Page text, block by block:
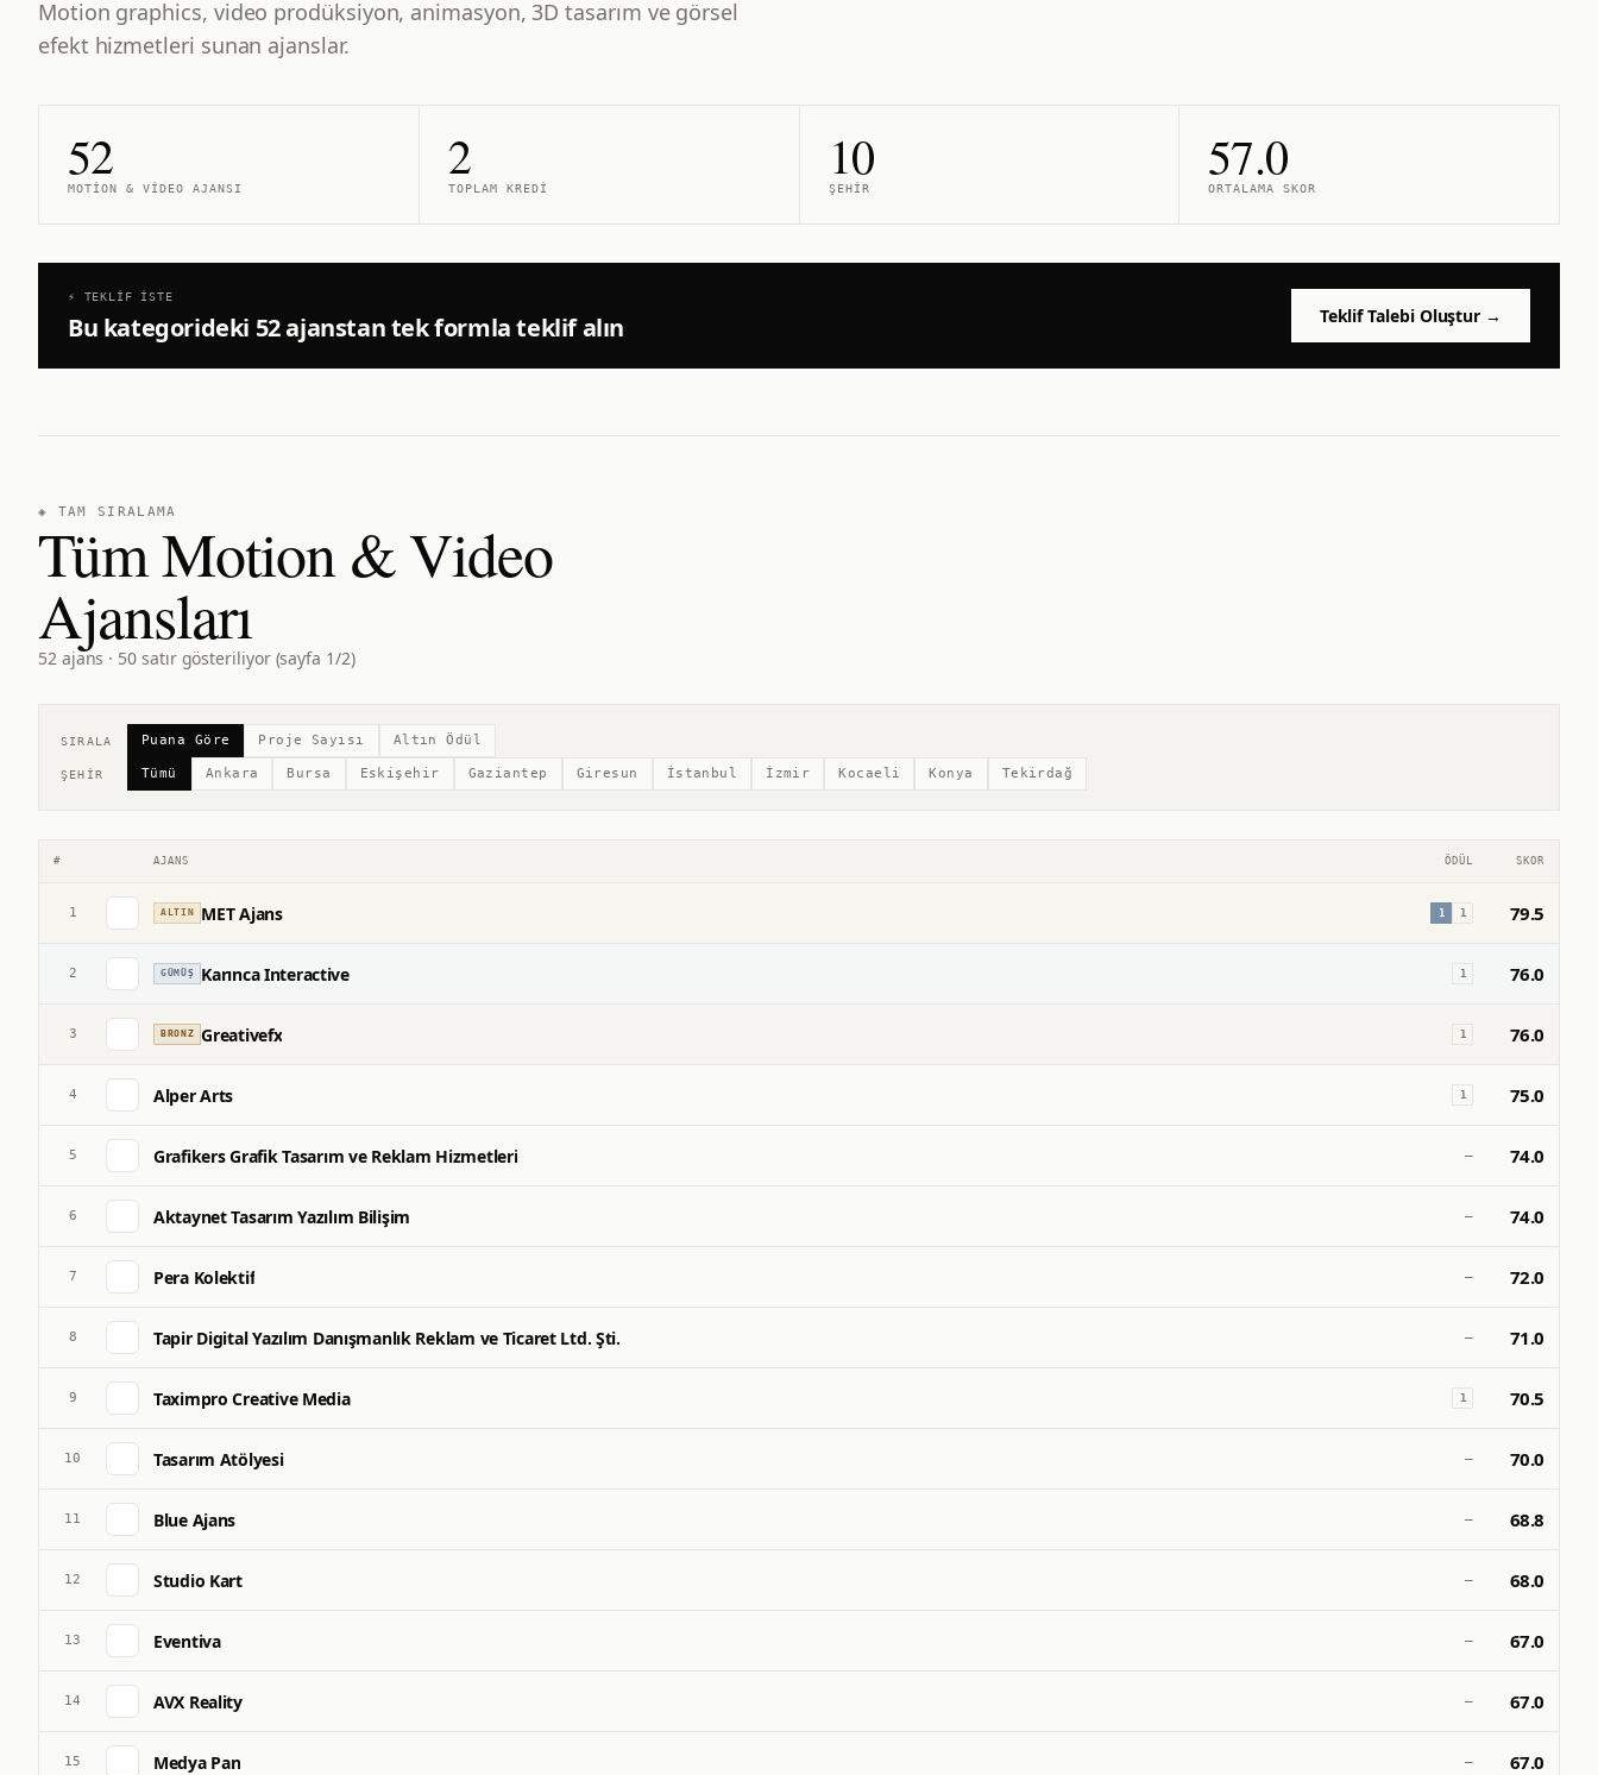
Motion graphics, video prodüksiyon, animasyon, 3D tasarım ve görsel
efekt hizmetleri sunan ajanslar.
52
MOTION & VIDEO AJANSI
2
TOPLAM KREDI
10
ŞEHIR
57.0
ORTALAMA SKOR
⚡ TEKLIF İSTE
Bu kategorideki 52ajanstan tek formla teklif alın Teklif Talebi Oluştur →
◈ TAM SIRALAMA
Tüm Motion & Video
Ajansları
52ajans · 50 satır gösteriliyor (sayfa 1/2)
SIRALA Puana Göre Proje Sayısı Altın Ödül
ŞEHIR Tümü Ankara Bursa Eskişehir Gaziantep Giresun İstanbul İzmir Kocaeli Konya Tekirdağ
# AJANS ÖDÜL SKOR
1 ALTIN MET Ajans 1 1 79.5
2 GÜMÜŞ Karınca Interactive 1 76.0
3 BRONZ Greativefx 1 76.0
4 Alper Arts 1 75.0
5 Grafikers Grafik Tasarım ve Reklam Hizmetleri — 74.0
6 Aktaynet Tasarım Yazılım Bilişim — 74.0
7 Pera Kolektif — 72.0
8 Tapir Digital Yazılım Danışmanlık Reklam ve Ticaret Ltd. Şti. — 71.0
9 Taximpro Creative Media 1 70.5
10 Tasarım Atölyesi — 70.0
11 Blue Ajans — 68.8
12 Studio Kart — 68.0
13 Eventiva — 67.0
14 AVX Reality — 67.0
15 Medya Pan — 67.0